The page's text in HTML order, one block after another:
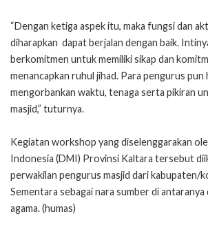
“Dengan ketiga aspek itu, maka fungsi dan
diharapkan dapat berjalan dengan baik.
berkomitmen untuk memiliki sikap dan
menancapkan ruhul jihad. Para pengurus pun
mengorbankan waktu, tenaga serta pikiran
masjid,” tuturnya.
Kegiatan workshop yang diselenggarakan
Indonesia (DMI) Provinsi Kaltara tersebut
perwakilan pengurus masjid dari kabupaten/
Sementara sebagai nara sumber di
agama. (humas)